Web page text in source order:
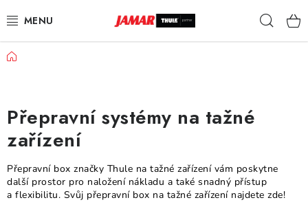
na
STŘEŠNÍ NOSIČE
STŘEŠNÍ BOXY
KOČÁRKY
DĚTSKÉ ZBOŽÍ
Domů
Přepravní systémy na tažné
zařízení
Přepravní box značky Thule na tažné zařízení vám poskytne
další prostor pro naložení nákladu a také snadný přístup
a flexibilitu. Svůj přepravní box na tažné zařízení najdete zde!